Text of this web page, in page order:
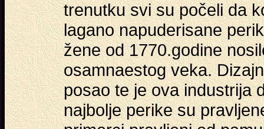
trenutku svi su počeli da
lagano napuderisane
žene od 1770.godine
osamnaestog veka.
posao te je ova industrija
najbolje perike su